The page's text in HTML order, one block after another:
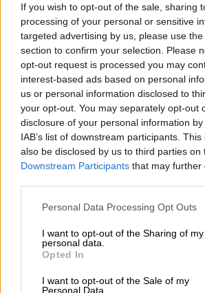
If you wish to opt-out of the sale, sharing
processing of your personal or sensitive
targeted advertising by us, please use
section to confirm your selection. Please
opt-out request is processed you may
interest-based ads based on personal
us or personal information disclosed to
your opt-out. You may separately opt-out
disclosure of your personal information
IAB’s list of downstream participants.
also be disclosed by us to third parties on
Downstream Participants that may further
Please note that this website/app uses
not limited to your visit or usage
grant or deny consent to Google and its
use your data for below specified
consent section.
Personal Data Processing Opt Outs
I want to opt-out of the Sharing of my
personal data.
Opted In
I want to opt-out of the Sale of my
Personal Data.
”Järjestelmällä haluttiin selkeyttää
työjonoa sekä ratkaista haasteet
kirjaamisessa. “Työjono piti saada
selkeästi näkyviin ja helposti
Lisäksi meillä on useiden
tilauksia, ja niitä kirjattiin ensin ylös
sen jälkeen vielä uudelleen
laskutusohjelmaan – se on
Kontkanen summaa. Manuaalisen
vähentäminen onkin yksi
merkittävimmistä hyödyistä. “Nyt
kerran järjestelmään ja se menee
Kontkanen. Asiakastarina löytyy
Integraation kuvaus